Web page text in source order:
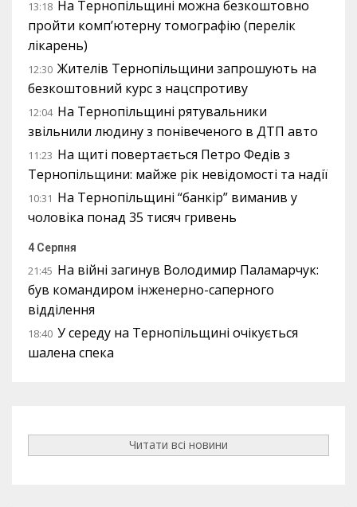
13:18 На Тернопільщині можна безкоштовно
пройти комп’ютерну томографію (перелік
лікарень)
12:30 Жителів Тернопільщини запрошують на
безкоштовний курс з нацспротиву
12:04 На Тернопільщині рятувальники
звільнили людину з понівеченого в ДТП авто
11:23 На щиті повертається Петро Федів з
Тернопільщини: майже рік невідомості та надії
10:31 На Тернопільщині “банкір” виманив у
чоловіка понад 35 тисяч гривень
4 Серпня
21:45 На війні загинув Володимир Паламарчук:
був командиром інженерно-саперного
відділення
18:40 У середу на Тернопільщині очікується
шалена спека
Читати всі новини